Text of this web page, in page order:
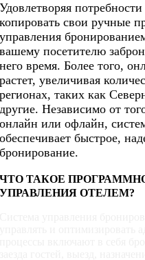
Удовлетворяя
копировать свои ручные
управления
вашему посетителю
него время. Более того,
растет, увеличивая
регионах, таких как
другие. Независимо от
онлайн или офлайн,
обеспечивает быстрое,
бронирование.
ЧТО ТАКОЕ
УПРАВЛЕНИЯ ОТЕЛЕМ?